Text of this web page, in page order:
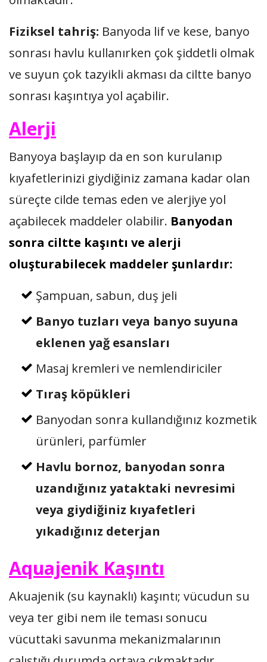
Fiziksel tahriş: Banyoda lif ve kese, banyo
sonrası havlu kullanırken çok şiddetli olmak
ve suyun çok tazyikli akması da ciltte banyo
sonrası kaşıntıya yol açabilir.
Alerji
Banyoya başlayıp da en son kurulanıp
kıyafetlerinizi giydiğiniz zamana kadar olan
süreçte cilde temas eden ve alerjiye yol
açabilecek maddeler olabilir. Banyodan
sonra ciltte kaşıntı ve alerji
oluşturabilecek maddeler şunlardır:
Şampuan, sabun, duş jeli
Banyo tuzları veya banyo suyuna
eklenen yağ esansları
Masaj kremleri ve nemlendiriciler
Tıraş köpükleri
Banyodan sonra kullandığınız kozmetik
ürünleri, parfümler
Havlu bornoz, banyodan sonra
uzandığınız yataktaki nevresimi
veya giydiğiniz kıyafetleri
yıkadığınız deterjan
Aquajenik Kaşıntı
Akuajenik (su kaynaklı) kaşıntı; vücudun su
veya ter gibi nem ile teması sonucu
vücuttaki savunma mekanizmalarının